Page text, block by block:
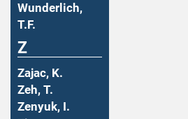
Wunderlich,
T.F.
Z
Zajac, K.
Zeh, T.
Zenyuk, I.